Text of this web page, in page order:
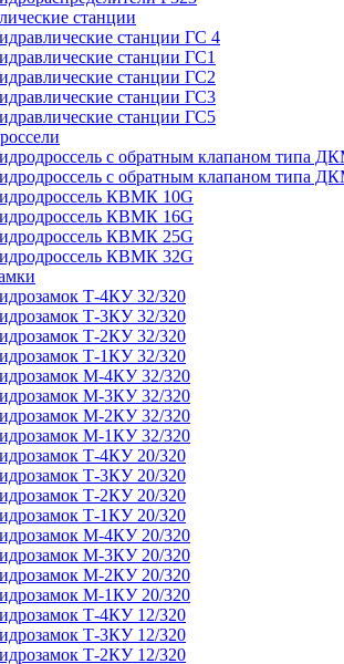
станции
станции ГС 4
станции ГС1
станции ГС2
станции ГС3
станции ГС5
с обратным клапаном типа
с обратным клапаном типа
КВМК 10G
КВМК 16G
КВМК 25G
КВМК 32G
Т-4КУ 32/320
Т-3КУ 32/320
Т-2КУ 32/320
Т-1КУ 32/320
М-4КУ 32/320
М-3КУ 32/320
М-2КУ 32/320
М-1КУ 32/320
Т-4КУ 20/320
Т-3КУ 20/320
Т-2КУ 20/320
Т-1КУ 20/320
М-4КУ 20/320
М-3КУ 20/320
М-2КУ 20/320
М-1КУ 20/320
Т-4КУ 12/320
Т-3КУ 12/320
Т-2КУ 12/320